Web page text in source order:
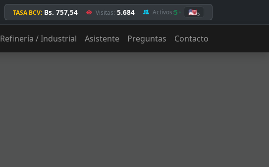
TASA BCV: Bs. 757,54 Visitas: 5.684 Activos:5 🇺🇸5
Refinería / Industrial Asistente Preguntas Contacto